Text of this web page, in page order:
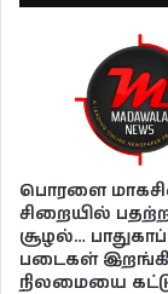
பொரளை
சிறையில்
சூழல்…
படைகள் இறங்கி
நிலமையை